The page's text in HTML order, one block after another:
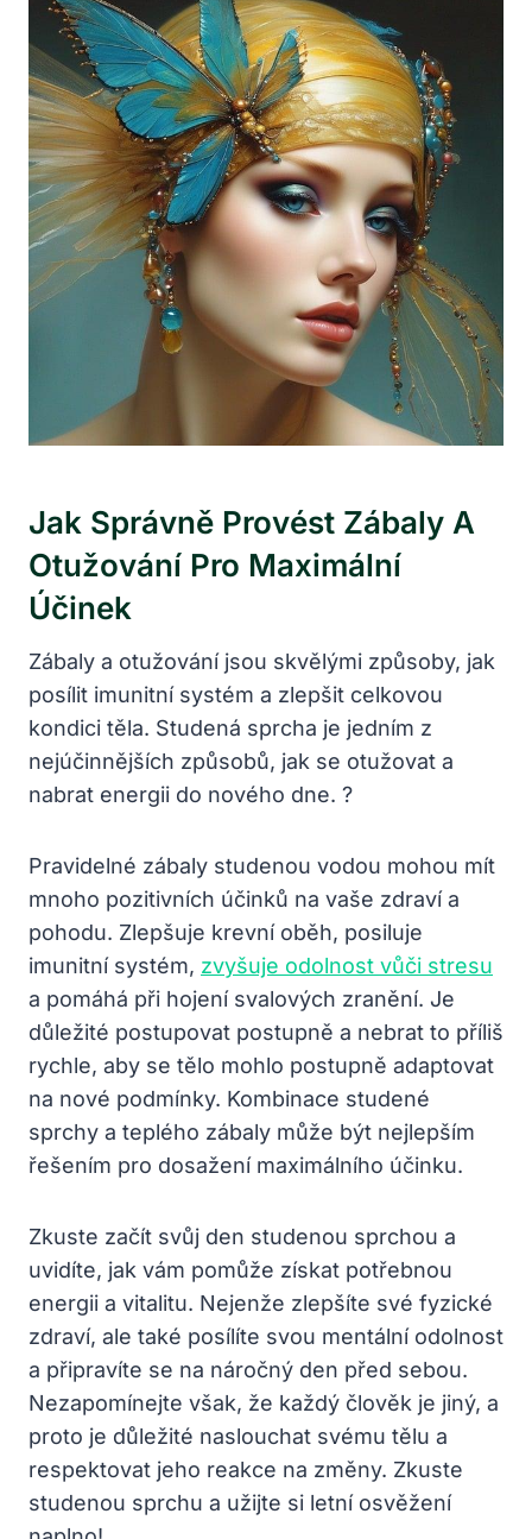
Jak Správně Provést Zábaly A
Otužování Pro Maximální
Účinek
Zábaly a otužování jsou skvělými způsoby, jak
posílit imunitní systém a zlepšit celkovou
kondici těla. Studená sprcha je jedním z
nejúčinnějších způsobů, jak se otužovat a
nabrat energii do nového dne. ?
Pravidelné zábaly studenou vodou mohou mít
mnoho pozitivních účinků na vaše zdraví a
pohodu. Zlepšuje krevní oběh, posiluje
imunitní systém, zvyšuje odolnost vůči stresu
a pomáhá při hojení svalových zranění. Je
důležité postupovat postupně a nebrat to příliš
rychle, aby se tělo mohlo postupně adaptovat
na nové podmínky. Kombinace studené
sprchy a teplého zábaly může být nejlepším
řešením pro dosažení maximálního účinku.
Zkuste začít svůj den studenou sprchou a
uvidíte, jak vám pomůže získat potřebnou
energii a vitalitu. Nejenže zlepšíte své fyzické
zdraví, ale také posílíte svou mentální odolnost
a připravíte se na náročný den před sebou.
Nezapomínejte však, že každý člověk je jiný, a
proto je důležité naslouchat svému tělu a
respektovat jeho reakce na změny. Zkuste
studenou sprchu a užijte si letní osvěžení